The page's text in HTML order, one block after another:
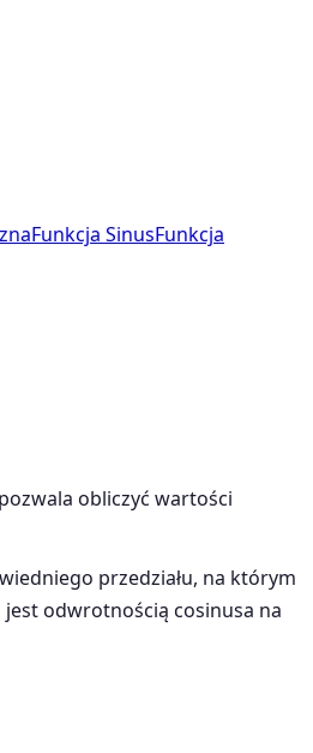
Funkcja SinusFunkcja
obliczyć wartości
przedziału, na którym
odwrotnością cosinusa na